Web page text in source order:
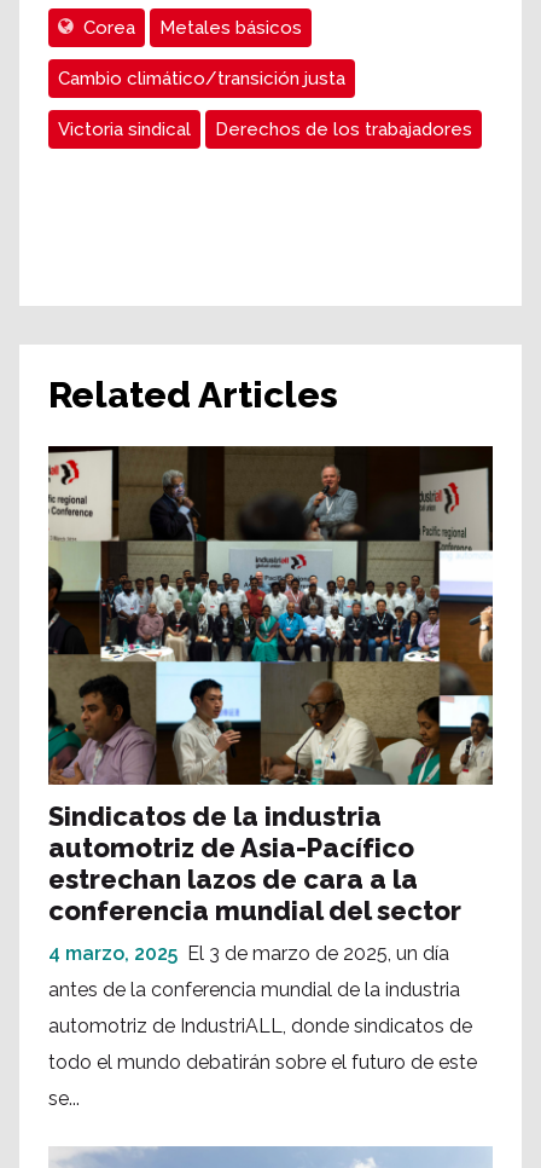
Corea Metales básicos
Cambio climático/transición justa
Victoria sindical Derechos de los trabajadores
Related Articles
Sindicatos de la industria
automotriz de Asia-Pacífico
estrechan lazos de cara a la
conferencia mundial del sector
4 marzo, 2025 El 3 de marzo de 2025, un día
antes de la conferencia mundial de la industria
automotriz de IndustriALL, donde sindicatos de
todo el mundo debatirán sobre el futuro de este
se...